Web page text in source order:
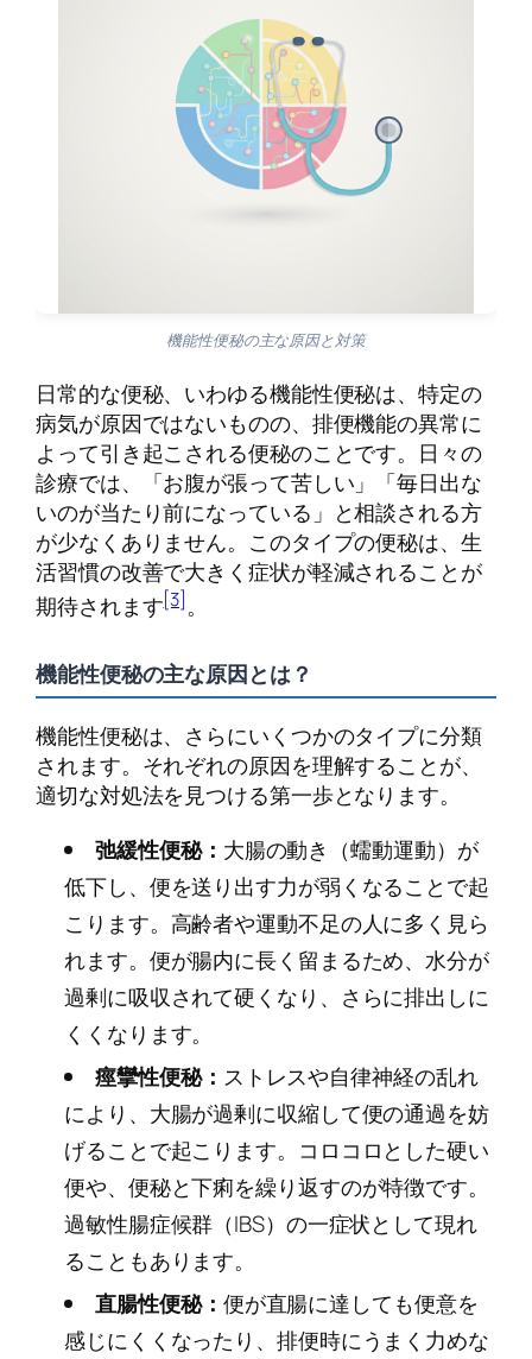
機能性便秘の主な原因と対策
日常的な便秘、いわゆる機能性便秘は、特定の
病気が原因ではないものの、排便機能の異常に
よって引き起こされる便秘のことです。日々の
診療では、「お腹が張って苦しい」「毎日出な
いのが当たり前になっている」と相談される方
が少なくありません。このタイプの便秘は、生
活習慣の改善で大きく症状が軽減されることが
期待されます[3]。
機能性便秘の主な原因とは？
機能性便秘は、さらにいくつかのタイプに分類
されます。それぞれの原因を理解することが、
適切な対処法を見つける第一歩となります。
弛緩性便秘： 大腸の動き（蠕動運動）が
低下し、便を送り出す力が弱くなることで起
こります。高齢者や運動不足の人に多く見ら
れます。便が腸内に長く留まるため、水分が
過剰に吸収されて硬くなり、さらに排出しに
くくなります。
痙攣性便秘： ストレスや自律神経の乱れ
により、大腸が過剰に収縮して便の通過を妨
げることで起こります。コロコロとした硬い
便や、便秘と下痢を繰り返すのが特徴です。
過敏性腸症候群（IBS）の一症状として現れ
ることもあります。
直腸性便秘： 便が直腸に達しても便意を
感じにくくなったり、排便時にうまく力めな